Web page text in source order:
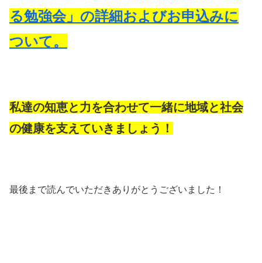
る勉強会」の詳細およびお申込みに
ついて。
私達の知恵と力を合わせて一緒に地域と社会
の健康を支えていきましょう！
最後まで読んでいただきありがとうございました！